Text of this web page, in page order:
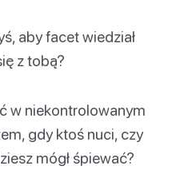
aby facet wiedział
z tobą?
w niekontrolowanym
gdy ktoś nuci, czy
mógł śpiewać?